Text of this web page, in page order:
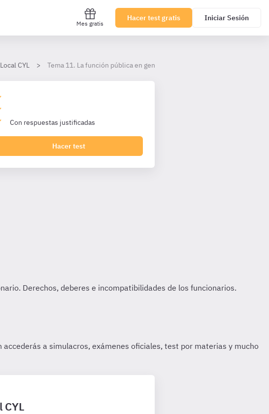
Mes gratis
Hacer test gratis Iniciar Sesión
CYL Tema 11. La función pública en general
Con respuestas justificadas
Hacer test
CYL